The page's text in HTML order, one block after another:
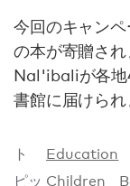
今回のキャン
の本が寄贈さ
Nal'ibaliが各地
書館に届けられ
ト
ピッ
Education
Children